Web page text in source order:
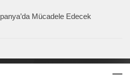
Mücadele Edecek